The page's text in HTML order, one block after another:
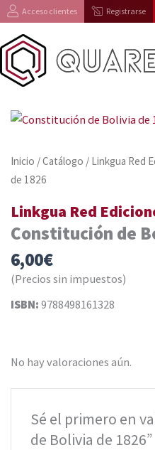
al
contenido
Acceso clientes Registrarse
Inicio /Catálogo / Linkgua Red
de 1826
Linkgua Red
Constitución de
6,00€
(Precios sin impuestos)
ISBN: 9788498161328
No hay valoraciones aún.
Sé el primero en
de Bolivia de 1826”